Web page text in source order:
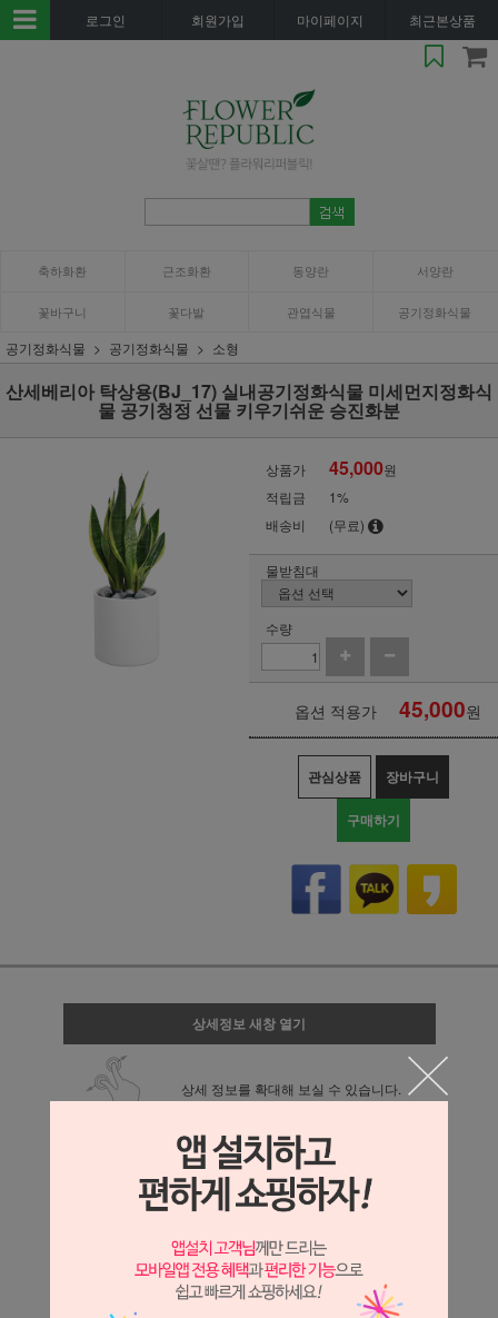
로그인 회원가입 마이페이지 최근본상품
축하화환 근조화환 동양란 서양란
꽃바구니 꽃다발 관엽식물 공기정화식물
공기정화식물 공기정화식물 소형
산세베리아 탁상용(BJ_17) 실내공기정화식물 미세먼지정화식
물 공기청정 선물 키우기쉬운 승진화분
상품가 45,000원
적립금
1%
배송비
(무료)
물받침대
수량
옵션 적용가 45,000원
관심상품 장바구니
구매하기
상세정보 새창 열기
상세 정보를 확대해 보실 수 있습니다.